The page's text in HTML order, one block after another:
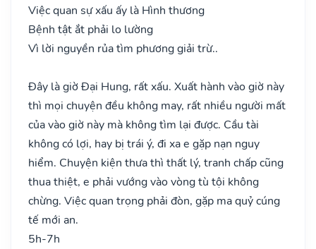
Việc quan sự xấu ấy là Hình thương
Bệnh tật ắt phải lo lường
Vì lời nguyền rủa tìm phương giải trừ..
Đây là giờ Đại Hung, rất xấu. Xuất hành vào giờ này
thì mọi chuyện đều không may, rất nhiều người mất
của vào giờ này mà không tìm lại được. Cầu tài
không có lợi, hay bị trái ý, đi xa e gặp nạn nguy
hiểm. Chuyện kiện thưa thì thất lý, tranh chấp cũng
thua thiệt, e phải vướng vào vòng tù tội không
chừng. Việc quan trọng phải đòn, gặp ma quỷ cúng
tế mới an.
5h-7h